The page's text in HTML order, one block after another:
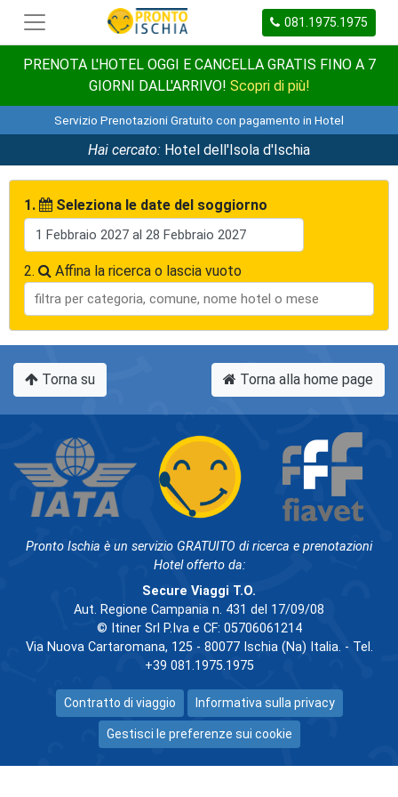
081.1975.1975
PRENOTA L'HOTEL OGGI E CANCELLA GRATIS FINO A 7
GIORNI DALL'ARRIVO! Scopri di più!
Servizio Prenotazioni Gratuito con pagamento in Hotel
Hai cercato: Hotel dell'Isola d'Ischia
1. Seleziona le date del soggiorno
2. Affina la ricerca o lascia vuoto
Torna su Torna alla home page
Pronto Ischia è un servizio GRATUITO di ricerca e prenotazioni
Hotel offerto da:
Secure Viaggi T.O.
Aut. Regione Campania n. 431 del 17/09/08
© Itiner Srl P.Iva e CF: 05706061214
Via Nuova Cartaromana, 125 - 80077 Ischia (Na) Italia. - Tel.
+39 081.1975.1975
Contratto di viaggio Informativa sulla privacy
Gestisci le preferenze sui cookie